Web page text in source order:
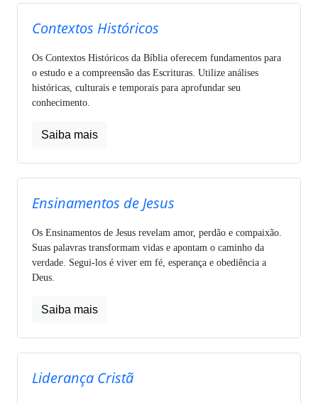
Contextos Históricos
Os Contextos Históricos da Bíblia oferecem fundamentos para
o estudo e a compreensão das Escrituras. Utilize análises
históricas, culturais e temporais para aprofundar seu
conhecimento.
Saiba mais
Ensinamentos de Jesus
Os Ensinamentos de Jesus revelam amor, perdão e compaixão.
Suas palavras transformam vidas e apontam o caminho da
verdade. Segui-los é viver em fé, esperança e obediência a
Deus.
Saiba mais
Liderança Cristã